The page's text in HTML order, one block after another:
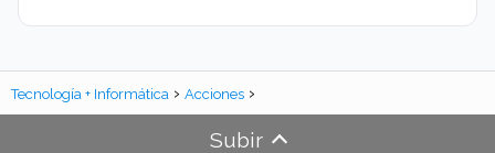
Tecnología + Informática Acciones
Subir